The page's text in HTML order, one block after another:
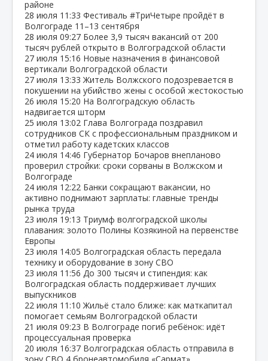
районе
28 июля 11:33 Фестиваль #ТриЧетыре пройдёт в
Волгограде 11–13 сентября
28 июля 09:27 Более 3,9 тысяч вакансий от 200
тысяч рублей открыто в Волгоградской области
27 июля 15:16 Новые назначения в финансовой
вертикали Волгоградской области
27 июля 13:33 Житель Волжского подозревается в
покушении на убийство жены с особой жестокостью
26 июля 15:20 На Волгоградскую область
надвигается шторм
25 июля 13:02 Глава Волгограда поздравил
сотрудников СК с профессиональным праздником и
отметил работу кадетских классов
24 июля 14:46 Губернатор Бочаров внепланово
проверил стройки: сроки сорваны в Волжском и
Волгограде
24 июля 12:22 Банки сокращают вакансии, но
активно поднимают зарплаты: главные тренды
рынка труда
23 июля 19:13 Триумф волгоградской школы
плавания: золото Полины Козякиной на первенстве
Европы
23 июля 14:05 Волгоградская область передала
технику и оборудование в зону СВО
23 июля 11:56 До 300 тысяч и стипендия: как
Волгоградская область поддерживает лучших
выпускников
22 июля 11:10 Жильё стало ближе: как маткапитал
помогает семьям Волгоградской области
21 июля 09:23 В Волгограде погиб ребёнок: идёт
процессуальная проверка
20 июля 16:37 Волгоградская область отправила в